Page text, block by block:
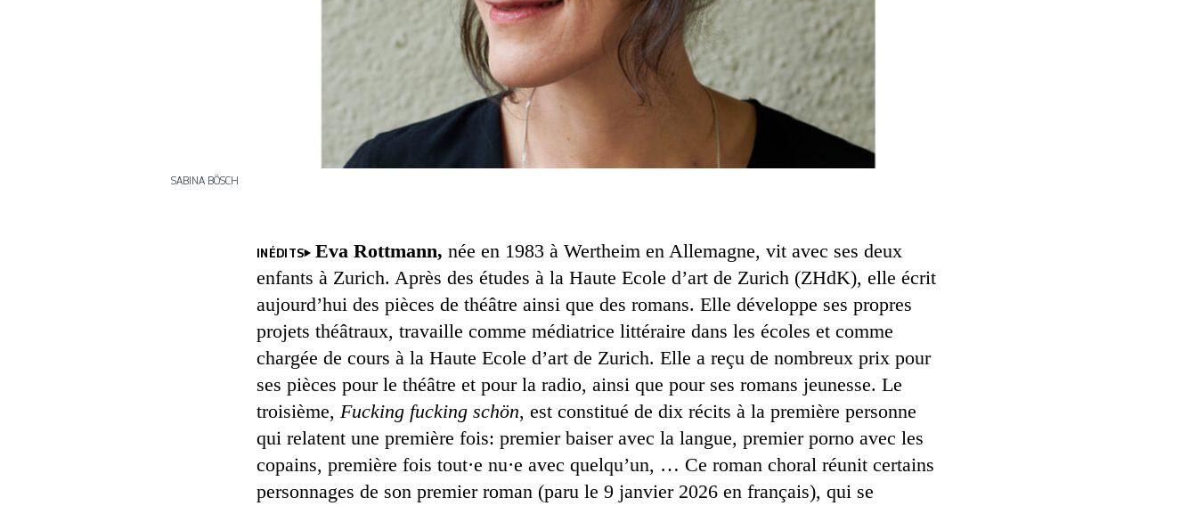
SABINA BÖSCH
INÉDITS Eva Rottmann, née en 1983 à Wertheim en Allemagne, vit avec ses deux
enfants à Zurich. Après des études à la Haute Ecole d’art de Zurich (ZHdK), elle écrit
aujourd’hui des pièces de théâtre ainsi que des romans. Elle développe ses propres
projets théâtraux, travaille comme médiatrice littéraire dans les écoles et comme
chargée de cours à la Haute Ecole d’art de Zurich. Elle a reçu de nombreux prix pour
ses pièces pour le théâtre et pour la radio, ainsi que pour ses romans jeunesse. Le
troisième, Fucking fucking schön, est constitué de dix récits à la première personne
qui relatent une première fois: premier baiser avec la langue, premier porno avec les
copains, première fois tout·e nu·e avec quelqu’un, … Ce roman choral réunit certains
personnages de son premier roman (paru le 9 janvier 2026 en français), qui se